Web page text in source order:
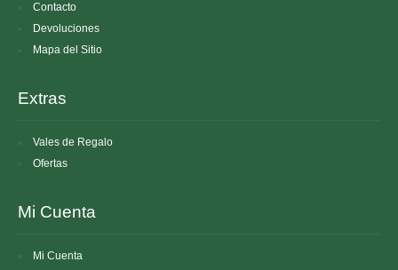
Contacto
Devoluciones
Mapa del Sitio
Extras
Vales de Regalo
Ofertas
Mi Cuenta
Mi Cuenta